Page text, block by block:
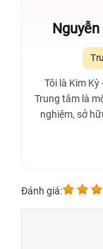
Tôi là Kim
Trung tâm là
nghiệm, sở
Đánh giá: